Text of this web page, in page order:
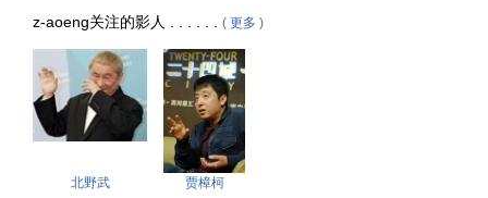
z-aoeng关注的影人 . . . . . . ( 更多 )
北野武 贾樟柯